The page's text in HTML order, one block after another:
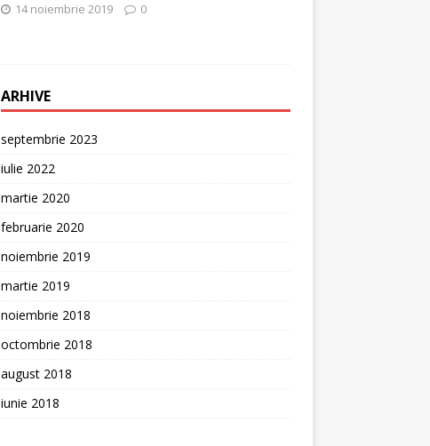
14 noiembrie 2019 0
ARHIVE
septembrie 2023
iulie 2022
martie 2020
februarie 2020
noiembrie 2019
martie 2019
noiembrie 2018
octombrie 2018
august 2018
iunie 2018